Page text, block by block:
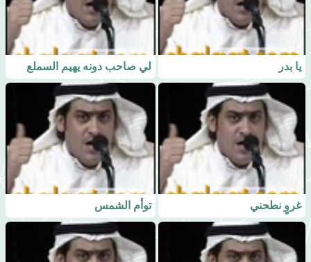
يا بدر لي صاحب دونه يهيم السملع
غروٍ نطحني توأم الشمس